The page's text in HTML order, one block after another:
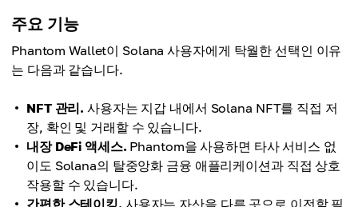
주요 기능
Phantom Wallet이 Solana 사용자에게 탁월한 선택인 이유
는 다음과 같습니다.
NFT 관리. 사용자는 지갑 내에서 Solana NFT를 직접 저
장, 확인 및 거래할 수 있습니다.
내장 DeFi 액세스. Phantom을 사용하면 타사 서비스 없
이도 Solana의 탈중앙화 금융 애플리케이션과 직접 상호
작용할 수 있습니다.